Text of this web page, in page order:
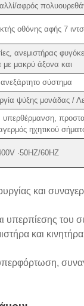
αφρός
οθόνης αφής 7
ανεμιστήρας
με μακρύ άξονα και
σύστημα
ψύξης μονάδας /
υπερθέρμανση,
ηχητικού
·50HZ/60HZ
και
υπερπίεσης του
και